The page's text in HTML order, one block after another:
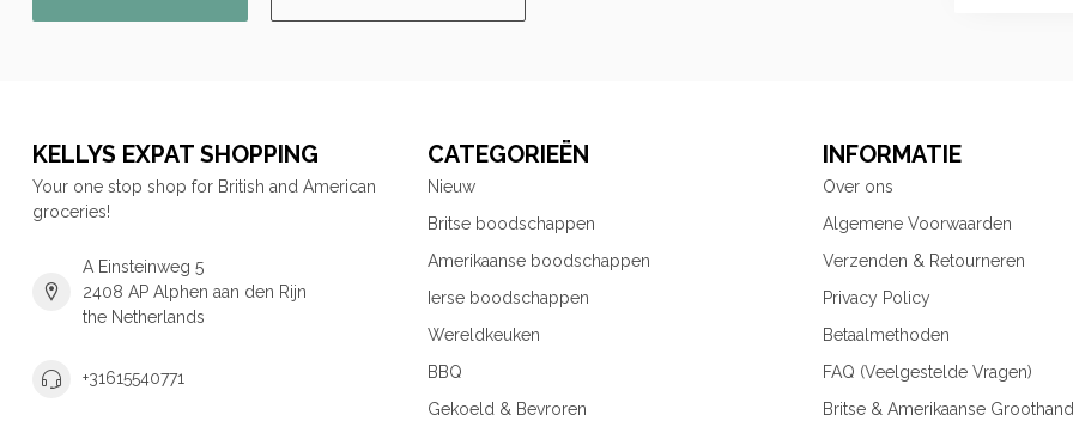
KELLYS EXPAT SHOPPING
Your one stop shop for British and American
groceries!
A Einsteinweg 5
2408 AP Alphen aan den Rijn
the Netherlands
+31615540771
CATEGORIEËN
Nieuw
Britse boodschappen
Amerikaanse boodschappen
Ierse boodschappen
Wereldkeuken
BBQ
Gekoeld & Bevroren
INFORMATIE
Over ons
Algemene Voorwaarden
Verzenden & Retourneren
Privacy Policy
Betaalmethoden
FAQ (Veelgestelde Vragen)
Britse & Amerikaanse